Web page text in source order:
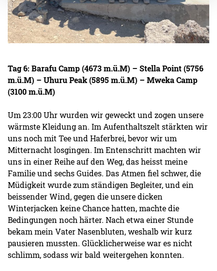
Tag 6: Barafu Camp (4673 m.ü.M) – Stella Point (5756
m.ü.M) – Uhuru Peak (5895 m.ü.M) – Mweka Camp
(3100 m.ü.M)
Um 23:00 Uhr wurden wir geweckt und zogen unsere
wärmste Kleidung an. Im Aufenthaltszelt stärkten wir
uns noch mit Tee und Haferbrei, bevor wir um
Mitternacht losgingen. Im Entenschritt machten wir
uns in einer Reihe auf den Weg, das heisst meine
Familie und sechs Guides. Das Atmen fiel schwer, die
Müdigkeit wurde zum ständigen Begleiter, und ein
beissender Wind, gegen die unsere dicken
Winterjacken keine Chance hatten, machte die
Bedingungen noch härter. Nach etwa einer Stunde
bekam mein Vater Nasenbluten, weshalb wir kurz
pausieren mussten. Glücklicherweise war es nicht
schlimm, sodass wir bald weitergehen konnten.